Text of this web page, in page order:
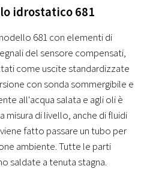
idrostatico 681
681 con elementi di
del sensore compensati,
come uscite standardizzate
con sonda sommergibile e
all'acqua salata e agli oli è
di livello, anche di fluidi
fatto passare un tubo per
ambiente. Tutte le parti
saldate a tenuta stagna.